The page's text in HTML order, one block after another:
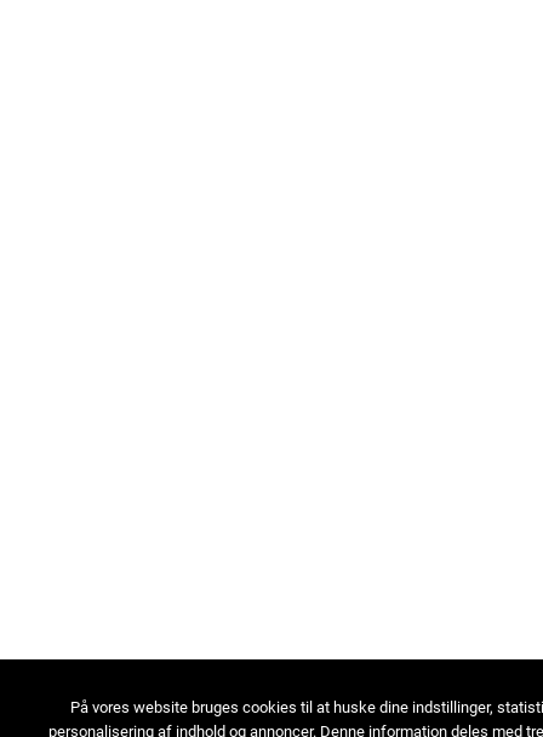
På vores website bruges cookies til at huske dine indstillinger,
personalisering af indhold og annoncer. Denne information deles med